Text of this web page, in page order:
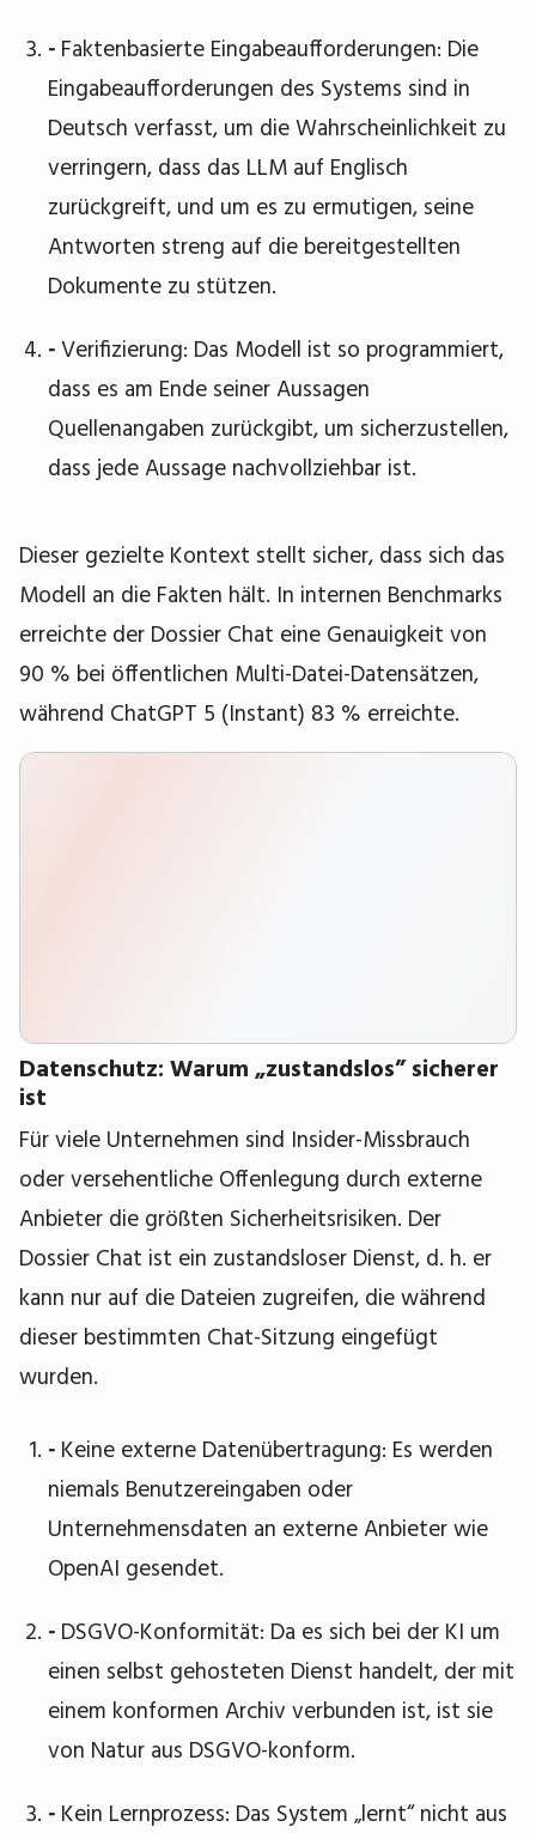
- Faktenbasierte Eingabeaufforderungen: Die
Eingabeaufforderungen des Systems sind in
Deutsch verfasst, um die Wahrscheinlichkeit zu
verringern, dass das LLM auf Englisch
zurückgreift, und um es zu ermutigen, seine
Antworten streng auf die bereitgestellten
Dokumente zu stützen.
- Verifizierung: Das Modell ist so programmiert,
dass es am Ende seiner Aussagen
Quellenangaben zurückgibt, um sicherzustellen,
dass jede Aussage nachvollziehbar ist.
Dieser gezielte Kontext stellt sicher, dass sich das
Modell an die Fakten hält. In internen Benchmarks
erreichte der Dossier Chat eine Genauigkeit von
90 % bei öffentlichen Multi-Datei-Datensätzen,
während ChatGPT 5 (Instant) 83 % erreichte.
Datenschutz: Warum „zustandslos” sicherer
ist
Für viele Unternehmen sind Insider-Missbrauch
oder versehentliche Offenlegung durch externe
Anbieter die größten Sicherheitsrisiken. Der
Dossier Chat ist ein zustandsloser Dienst, d. h. er
kann nur auf die Dateien zugreifen, die während
dieser bestimmten Chat-Sitzung eingefügt
wurden.
- Keine externe Datenübertragung: Es werden
niemals Benutzereingaben oder
Unternehmensdaten an externe Anbieter wie
OpenAI gesendet.
- DSGVO-Konformität: Da es sich bei der KI um
einen selbst gehosteten Dienst handelt, der mit
einem konformen Archiv verbunden ist, ist sie
von Natur aus DSGVO-konform.
- Kein Lernprozess: Das System „lernt“ nicht aus